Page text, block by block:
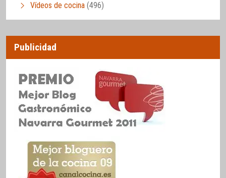
Vídeos de cocina (496)
Publicidad